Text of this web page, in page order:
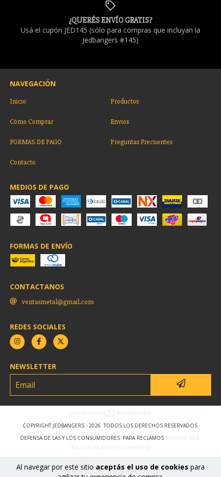
Al navegar por este sitio aceptás el uso de cookies para
¿QUERÉS ENVÍO GRATIS?
Usá el cupón JED145 (sólo para compras que incluyan la
Jedbangers #145)
NAVEGACIÓN
Inicio Productos
Cómo Comprar Envios
FORMAS DE PAGO Preguntas Frecuentes
Contacto
MEDIOS DE PAGO
FORMAS DE ENVÍO
CONTACTANOS
ventasmetal@gmail.com
REDES SOCIALES
NEWSLETTER
COPYRIGHT JEDBANGERS - 2026. TODOS LOS DERECHOS RESERVADOS.
DEFENSA DE LAS Y LOS CONSUMIDORES. PARA RECLAMOS